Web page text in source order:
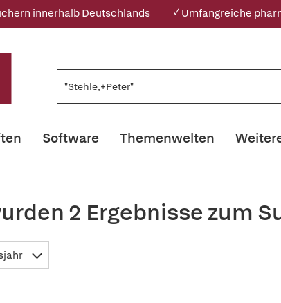
innerhalb Deutschlands ✓ Umfangreiche
Software Themenwelten
2 Ergebnisse zum